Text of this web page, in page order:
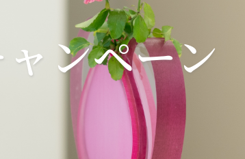
ンペーン